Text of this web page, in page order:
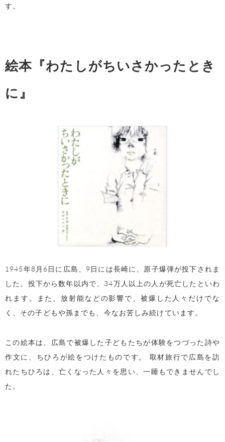
す。
絵本『わたしがちいさかったとき
に』
1945年8月6日に広島、9日には長崎に、原子爆弾が投下されま
した。投下から数年以内で、34万人以上の人が死亡したといわ
れます。また、放射能などの影響で、被爆した人々だけでな
く、その子どもや孫までも、今なお苦しみ続けています。
この絵本は、広島で被爆した子どもたちが体験をつづった詩や
作文に、ちひろが絵をつけたものです。 取材旅行で広島を訪
れたちひろは、亡くなった人々を思い、一睡もできませんでし
た。